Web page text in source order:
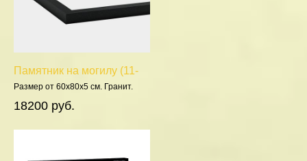
Памятник на могилу (11-
355)
Размер от 60х80х5 см. Гранит.
18200 руб.